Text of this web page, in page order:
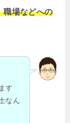
職場などへの
す
なん